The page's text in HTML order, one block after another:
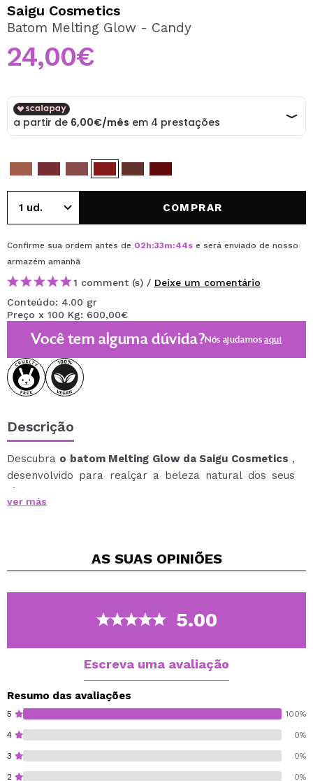
Ao criar uma conta no Maquibeauty.pt pode fazer as suas
compras rapidamente, verificar o estado das suas
encomendas e consultar as suas operações anteriores.
Saigu Cosmetics
Batom Melting Glow - Candy
24,00€
COMPRAR
Confirme sua ordem antes de 02h:33m:44s e será enviado de nosso
armazém amanhã
1 comment (s) / Deixe um comentário
Conteúdo: 4.00 gr
Preço x 100 Kg: 600,00€
Você tem alguma dúvida?Nós ajudamosaqui
Descrição
Descubra o batom Melting Glow da Saigu Cosmetics ,
desenvolvido para realçar a beleza natural dos seus
lábios com um brilho sutil e atraente e hidratação
intensa.
luminoso sem abrir mão do conforto.
ácido hialurônico em diferentes pesos moleculares,
este batom oferece hidratação profunda e duradoura.
Com 96% de ingredientes naturais, é uma opção
Perfeito para um visual brilhante, confortável e
Disponível em 5 tons exclusivos:
Glacé: Nude clássico neutro.
Lisse: Ameixa fria.
Jolie: Nude rosa legal.
Candy: Vermelho quente e suculento.
ver más
AS SUAS OPINIÕES
5.00
Escreva uma avaliação
Resumo das avaliações
5 100%
4 0%
3 0%
2 0%